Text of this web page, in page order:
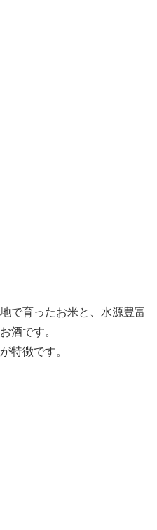
で育ったお米と、水源豊富
酒です。
特徴です。